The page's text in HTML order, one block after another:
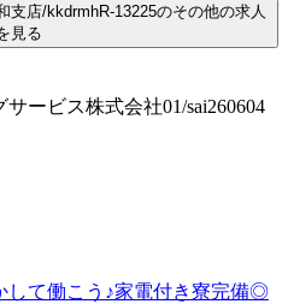
店/kkdrmhR-13225のその他の求人
見る
ービス株式会社01/sai260604
して働こう♪家電付き寮完備◎